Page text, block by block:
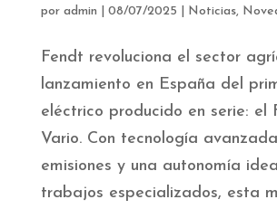
por admin 08/07/2025 Noticias,
Fendt revoluciona el sector
lanzamiento en España del
eléctrico producido en serie: el
Vario. Con tecnología
emisiones y una autonomía
trabajos especializados, esta